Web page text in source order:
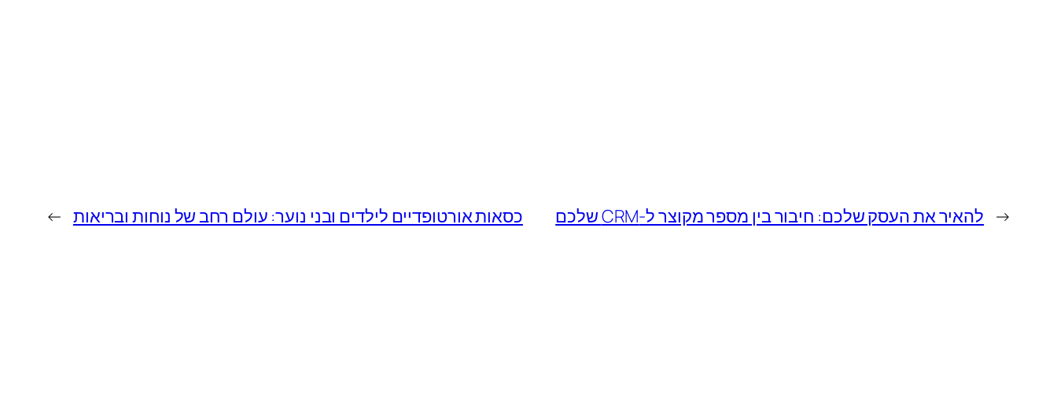
← להאיר את העסק שלכם: חיבור בין מספר מקוצר ל-CRM שלכם כסאות אורטופדיים לילדים ובני נוער: עולם רחב של נוחות ובריאות →